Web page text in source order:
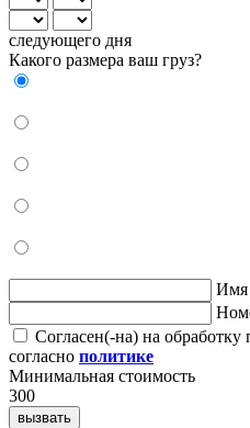
следующего дня
Какого размера ваш груз?
Имя
Согласен(-на) на
согласно политике
Минимальная стоимость
300
вызвать